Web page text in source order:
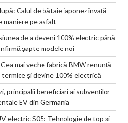
Calul de bătaie japonez învață
maniere pe asfalt
de a deveni 100% electric până
șapte modele noi
mai veche fabrică BMW renunță
și devine 100% electrică
principalii beneficiari ai subvenților
EV din Germania
electric S05: Tehnologie de top și